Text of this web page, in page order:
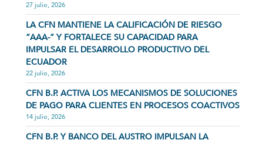
27 julio, 2026
LA CFN MANTIENE LA CALIFICACIÓN DE RIESGO
“AAA-” Y FORTALECE SU CAPACIDAD PARA
IMPULSAR EL DESARROLLO PRODUCTIVO DEL
ECUADOR
22 julio, 2026
CFN B.P. ACTIVA LOS MECANISMOS DE SOLUCIONES
DE PAGO PARA CLIENTES EN PROCESOS COACTIVOS
14 julio, 2026
CFN B.P. Y BANCO DEL AUSTRO IMPULSAN LA